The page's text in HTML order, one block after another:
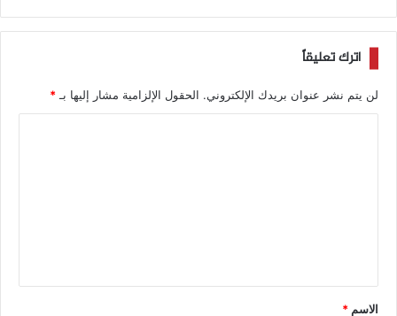
اترك تعليقاً
لن يتم نشر عنوان بريدك الإلكتروني. الحقول الإلزامية مشار إليها بـ *
الاسم *